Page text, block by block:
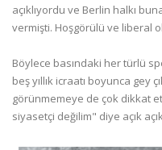
açıklıyordu ve Berlin halkı
vermişti. Hoşgörülü ve liberal
Böylece basındaki her türlü
beş yıllık icraatı boyunca gey
görünmemeye de çok dikkat
siyasetçi değilim" diye açık